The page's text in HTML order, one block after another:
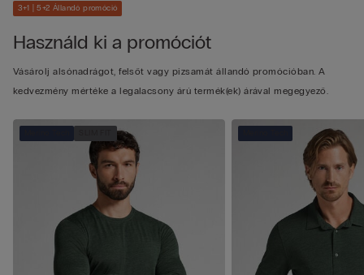
3+1 | 5+2 Állandó promóció
Használd ki a promóciót
Vásárolj alsónadrágot, felsőt vagy pizsamát állandó promócióban. A
kedvezmény mértéke a legalacsony árú termék(ek) árával megegyező.